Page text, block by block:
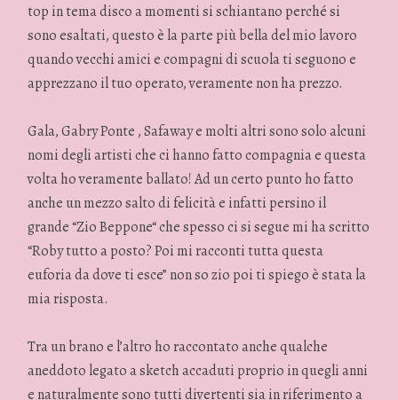
top in tema disco a momenti si schiantano perché si
sono esaltati, questo è la parte più bella del mio lavoro
quando vecchi amici e compagni di scuola ti seguono e
apprezzano il tuo operato, veramente non ha prezzo.
Gala, Gabry Ponte , Safaway e molti altri sono solo alcuni
nomi degli artisti che ci hanno fatto compagnia e questa
volta ho veramente ballato! Ad un certo punto ho fatto
anche un mezzo salto di felicità e infatti persino il
grande “Zio Beppone“ che spesso ci si segue mi ha scritto
“Roby tutto a posto? Poi mi racconti tutta questa
euforia da dove ti esce” non so zio poi ti spiego è stata la
mia risposta.
Tra un brano e l’altro ho raccontato anche qualche
aneddoto legato a sketch accaduti proprio in quegli anni
e naturalmente sono tutti divertenti sia in riferimento a